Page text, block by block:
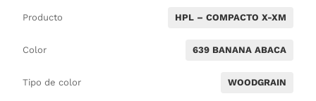
Producto HPL – COMPACTO X-XM
Color 639 BANANA ABACA
Tipo de color WOODGRAIN